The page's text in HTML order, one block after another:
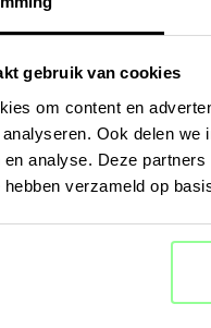
gebruik van cookies
om content en
Ook delen
analyse. Deze
verzameld op